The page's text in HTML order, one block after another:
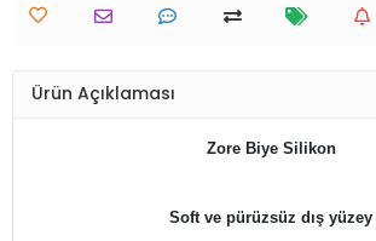
Ürün Açıklaması
Zore Biye Silikon
​​Soft ve pürüzsüz dış yüzey